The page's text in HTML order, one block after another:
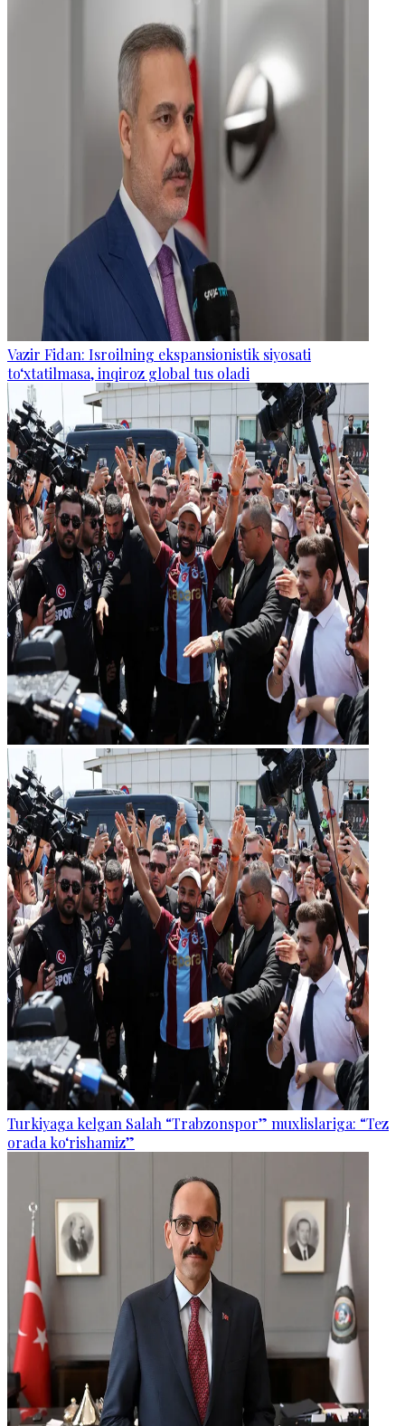
Vazir Fidan: Isroilning ekspansionistik siyosati
to‘xtatilmasa, inqiroz global tus oladi
Turkiyaga kelgan Salah “Trabzonspor” muxlislariga: “Tez
orada ko‘rishamiz”